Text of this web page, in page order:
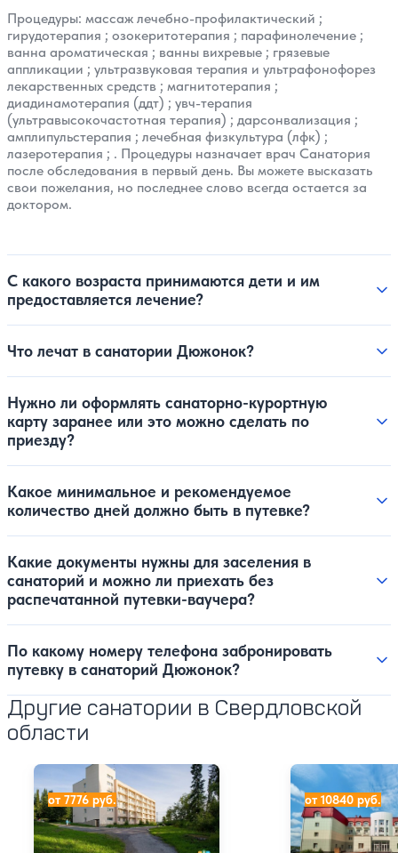
Процедуры: массаж лечебно-профилактический ;
гирудотерапия ; озокеритотерапия ; парафинолечение ;
ванна ароматическая ; ванны вихревые ; грязевые
аппликации ; ультразвуковая терапия и ультрафонофорез
лекарственных средств ; магнитотерапия ;
диадинамотерапия (ддт) ; увч-терапия
(ультравысокочастотная терапия) ; дарсонвализация ;
амплипульстерапия ; лечебная физкультура (лфк) ;
лазеротерапия ; . Процедуры назначает врач Санатория
после обследования в первый день. Вы можете высказать
свои пожелания, но последнее слово всегда остается за
доктором.
С какого возраста принимаются дети и им
предоставляется лечение?
Что лечат в санатории Дюжонок?
Нужно ли оформлять санаторно-курортную
карту заранее или это можно сделать по
приезду?
Какое минимальное и рекомендуемое
количество дней должно быть в путевке?
Какие документы нужны для заселения в
санаторий и можно ли приехать без
распечатанной путевки-ваучера?
По какому номеру телефона забронировать
путевку в санаторий Дюжонок?
Другие санатории в Свердловской
области
Санаторий Нижние Серги
от 7776 руб.
Санаторно-
от 10840 руб.